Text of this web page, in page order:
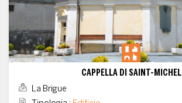
CAPPELLA DI SAINT-MICHEL
La Brigue